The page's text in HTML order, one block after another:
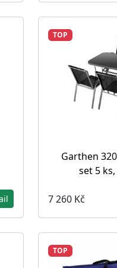
TOP
Garthen
set 5
7 260 Kč
TOP